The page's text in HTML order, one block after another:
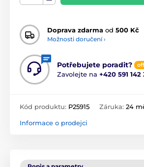
Doprava zdarma od 500 Kč
Možnosti doručení ›
Potřebujete poradit?
Zavolejte na +420 591 142
Kód produktu: P25915 Záruka: 24
Informace o prodejci